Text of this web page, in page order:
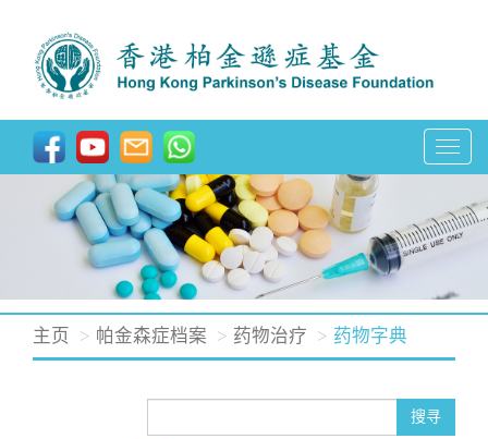
T
o
g
g
e
a
主页 帕金森症档案 药物治疗 药物字典
搜寻